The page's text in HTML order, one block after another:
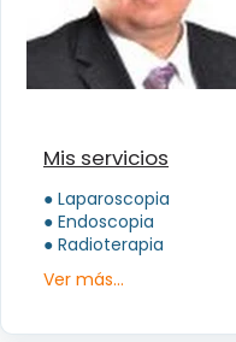
Mis servicios
● Laparoscopia
● Endoscopia
● Radioterapia
Ver más...